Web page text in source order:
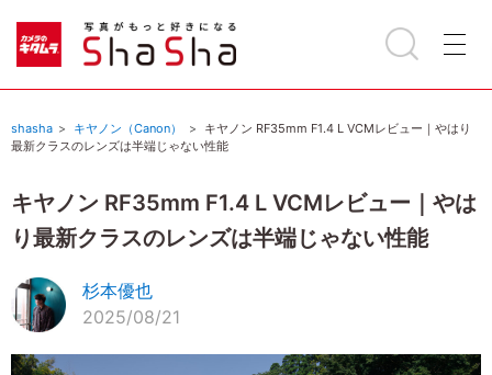
shasha キヤノン（Canon）
キヤノン RF35mm F1.4 L VCMレビュー｜やはり
最新クラスのレンズは半端じゃない性能
キヤノン RF35mm F1.4 L VCMレビュー｜やは
り最新クラスのレンズは半端じゃない性能
杉本優也
2025/08/21